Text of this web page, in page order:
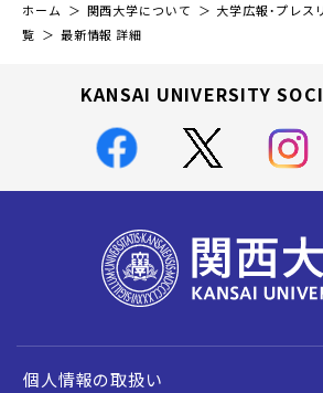
ホーム 関西大学について 大学広報・プレス
覧
最新情報 詳細
KANSAI UNIVERSITY
個人情報の取扱い